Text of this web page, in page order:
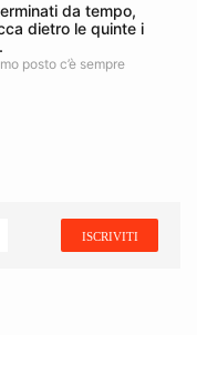
da tempo,
dietro le quinte i
posto c’è sempre